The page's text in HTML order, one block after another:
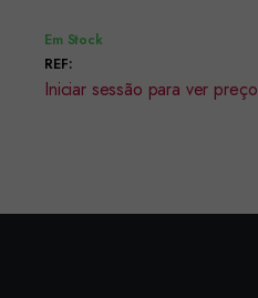
Em Stock
REF:
Iniciar sessão para ver preço